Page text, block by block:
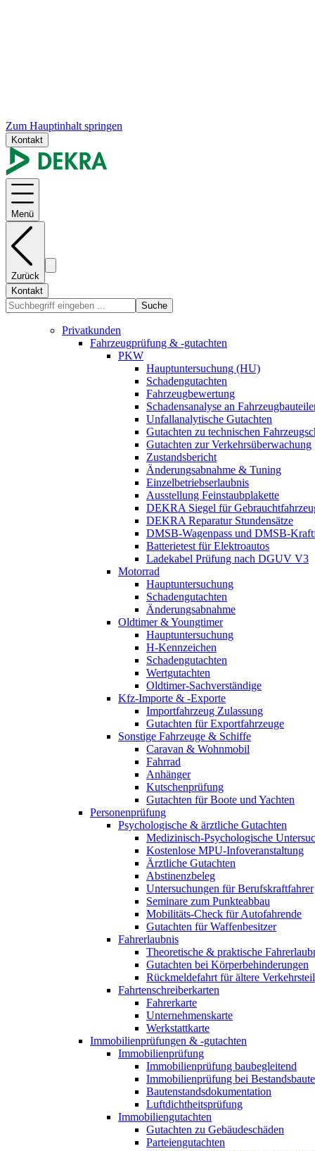
Zum Hauptinhalt springen
Kontakt
Menü
Zurück
Kontakt
Suche
Privatkunden
Fahrzeugprüfung & -gutachten
PKW
Hauptuntersuchung (HU)
Schadengutachten
Fahrzeugbewertung
Schadensanalyse an
Unfallanalytische Gutachten
Gutachten zu technischen
Gutachten zur Verkehrsüberwachung
Zustandsbericht
Änderungsabnahme & Tuning
Einzelbetriebserlaubnis
Ausstellung Feinstaubplakette
DEKRA Siegel für
DEKRA Reparatur Stundensätze
DMSB-Wagenpass und DMSB-
Batterietest für Elektroautos
Ladekabel Prüfung nach DGUV V3
Motorrad
Hauptuntersuchung
Schadengutachten
Änderungsabnahme
Oldtimer & Youngtimer
Hauptuntersuchung
H-Kennzeichen
Schadengutachten
Wertgutachten
Oldtimer-Sachverständige
Kfz-Importe & -Exporte
Importfahrzeug Zulassung
Gutachten für Exportfahrzeuge
Sonstige Fahrzeuge & Schiffe
Caravan & Wohnmobil
Fahrrad
Anhänger
Kutschenprüfung
Gutachten für Boote und Yachten
Personenprüfung
Psychologische & ärztliche Gutachten
Medizinisch-Psychologische
Kostenlose MPU-Infoveranstaltung
Ärztliche Gutachten
Abstinenzbeleg
Untersuchungen für Berufskraftfahrer
Seminare zum Punkteabbau
Mobilitäts-Check für Autofahrende
Gutachten für Waffenbesitzer
Fahrerlaubnis
Theoretische & praktische
Gutachten bei Körperbehinderungen
Rückmeldefahrt für ältere
Fahrtenschreiberkarten
Fahrerkarte
Unternehmenskarte
Werkstattkarte
Immobilienprüfungen & -gutachten
Immobilienprüfung
Immobilienprüfung baubegleitend
Immobilienprüfung bei
Bautenstandsdokumentation
Luftdichtheitsprüfung
Immobiliengutachten
Gutachten zu Gebäudeschäden
Parteiengutachten